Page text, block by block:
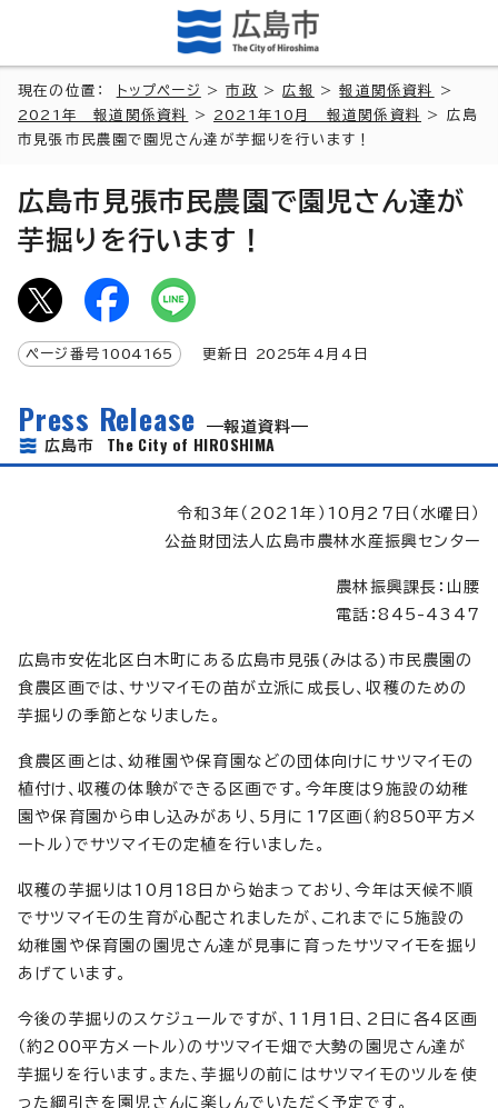
現在の位置： トップページ >市政 >広報 >報道関係資料
>
2021年 報道関係資料
> 2021年10月 報道関係資料
> 広島
市見張市民農園で園児さん達が芋掘りを行います！
広島市見張市民農園で園児さん達が
芋掘りを行います！
ページ番号 1004165 更新日 2025年4月4日
Press Release
報道資料
広島市 The City of HIROSHIMA
令和3年（2021年）10月27日（水曜日）
公益財団法人広島市農林水産振興センター
農林振興課長：山腰
電話：845-4347
広島市安佐北区白木町にある広島市見張(みはる)市民農園の
食農区画では、サツマイモの苗が立派に成長し、収穫のための
芋掘りの季節となりました。
食農区画とは、幼稚園や保育園などの団体向けにサツマイモの
植付け、収穫の体験ができる区画です。今年度は9施設の幼稚
園や保育園から申し込みがあり、5月に17区画（約850平方メ
ートル）でサツマイモの定植を行いました。
収穫の芋掘りは10月18日から始まっており、今年は天候不順
でサツマイモの生育が心配されましたが、これまでに5施設の
幼稚園や保育園の園児さん達が見事に育ったサツマイモを掘り
あげています。
今後の芋掘りのスケジュールですが、11月1日、2日に各4区画
（約200平方メートル）のサツマイモ畑で大勢の園児さん達が
芋掘りを行います。また、芋掘りの前にはサツマイモのツルを使
った綱引きを園児さんに楽しんでいただく予定です。